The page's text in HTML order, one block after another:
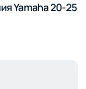
Yamaha 20-25